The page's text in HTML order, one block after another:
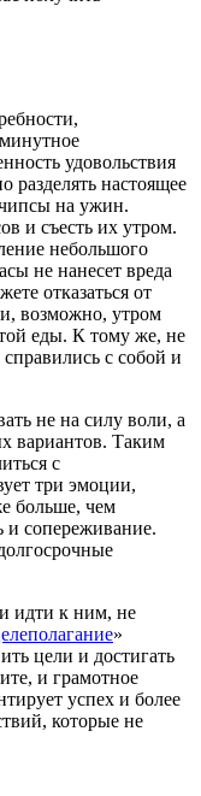
удовольствия
разделять настоящее
на ужин.
и съесть их утром.
небольшого
не нанесет вреда
отказаться от
возможно, утром
еды. К тому же, не
справились с собой и
не на силу воли, а
вариантов. Таким
с
три эмоции,
больше, чем
и сопереживание.
идти к ним, не
»
цели и достигать
и грамотное
успех и более
которые не